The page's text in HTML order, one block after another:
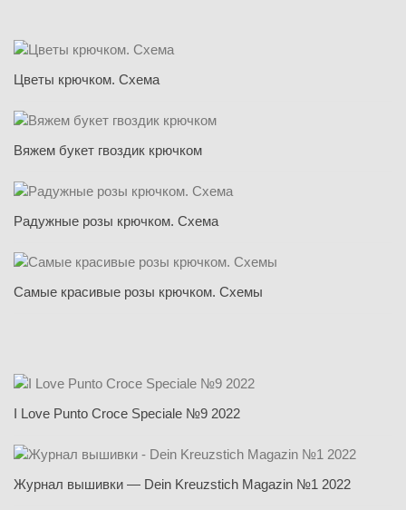
Цветы крючком. Схема
Вяжем букет гвоздик крючком
Радужные розы крючком. Схема
Самые красивые розы крючком. Схемы
I Love Punto Croce Speciale №9 2022
Журнал вышивки — Dein Kreuzstich Magazin №1 2022